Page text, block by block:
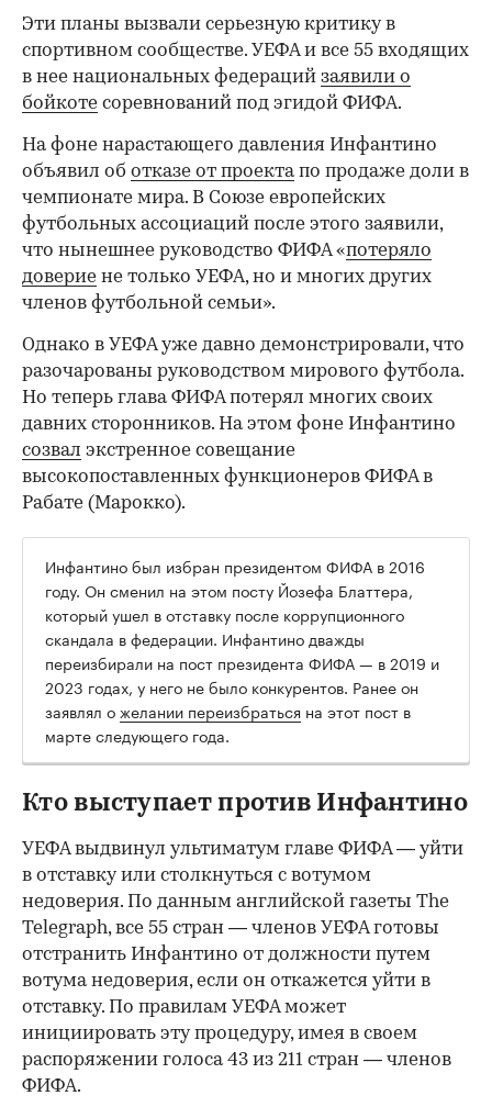
Эти планы вызвали серьезную критику в
спортивном сообществе. УЕФА и все 55 входящих
в нее национальных федераций заявили о
бойкоте соревнований под эгидой ФИФА.
На фоне нарастающего давления Инфантино
объявил об отказе от проектапо продаже доли в
чемпионате мира. В Союзе европейских
футбольных ассоциаций после этого заявили,
что нынешнее руководство ФИФА «потеряло
доверие не только УЕФА, но и многих других
членов футбольной семьи».
Однако в УЕФА уже давно демонстрировали, что
разочарованы руководством мирового футбола.
Но теперь глава ФИФА потерял многих своих
давних сторонников. На этом фоне Инфантино
созвал экстренное совещание
высокопоставленных функционеров ФИФА в
Рабате (Марокко).
Инфантино был избран президентом ФИФА в 2016
году. Он сменил на этом посту Йозефа Блаттера,
который ушел в отставку после коррупционного
скандала в федерации. Инфантино дважды
переизбирали на пост президента ФИФА — в 2019 и
2023 годах, у него не было конкурентов. Ранее он
заявлял ожелании переизбраться на этот пост в
марте следующего года.
Кто выступает против Инфантино
УЕФА выдвинул ультиматум главе ФИФА — уйти
в отставку или столкнуться с вотумом
недоверия. По данным английской газеты The
Telegraph, все 55 стран — членов УЕФА готовы
отстранить Инфантино от должности путем
вотума недоверия, если он откажется уйти в
отставку. По правилам УЕФА может
инициировать эту процедуру, имея в своем
распоряжении голоса 43 из 211 стран — членов
ФИФА.